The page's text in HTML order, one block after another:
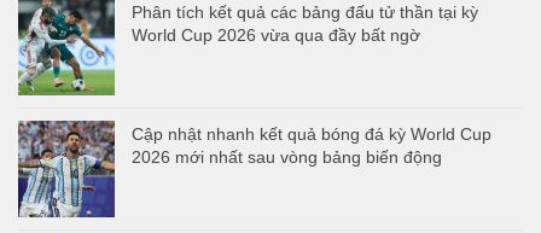
Phân tích kết quả các bảng đấu tử thần tại kỳ
World Cup 2026 vừa qua đầy bất ngờ
Cập nhật nhanh kết quả bóng đá kỳ World Cup
2026 mới nhất sau vòng bảng biến động